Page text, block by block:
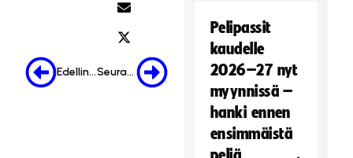
Edellinen Seuraava
Pelipassit
kaudelle
2026–27 nyt
myynnissä –
hanki ennen
ensimmäistä